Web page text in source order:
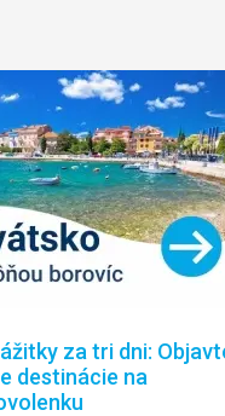
za tri dni:
destinácie na